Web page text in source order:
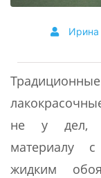
Ирина
не у дел,
материалу
жидким